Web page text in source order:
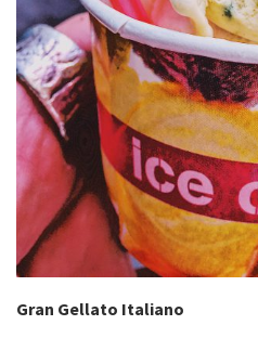
Gran Gellato Italiano